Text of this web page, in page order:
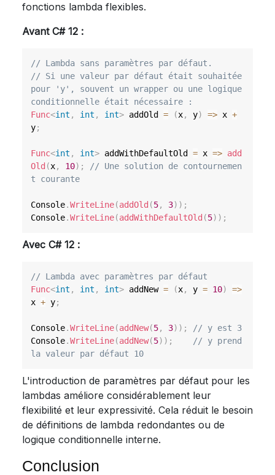
fonctions lambda flexibles.
Avant C# 12 :
// Lambda sans paramètres par défaut.
// Si une valeur par défaut était souhaitée
pour 'y', souvent un wrapper ou une logique
conditionnelle était nécessaire :
Func<int , int , int> addOld = (x, y) => x +
y;
Func<int , int> addWithDefaultOld = x => add
Old (x, 10) ;
// Une solution de contournemen
t courante
Console.WriteLine(addOld (5, 3) ) ;
Console.WriteLine(addWithDefaultOld (5) ) ;
Avec C# 12 :
// Lambda avec paramètres par défaut
Func<int , int , int> addNew = (x, y = 10)
=>
x + y;
Console.WriteLine(addNew(5, 3) ) ;
// y est 3
Console.WriteLine(addNew(5) ) ;
// y prend
la valeur par défaut 10
L'introduction de paramètres par défaut pour les
lambdas améliore considérablement leur
flexibilité et leur expressivité. Cela réduit le besoin
de définitions de lambda redondantes ou de
logique conditionnelle interne.
Conclusion